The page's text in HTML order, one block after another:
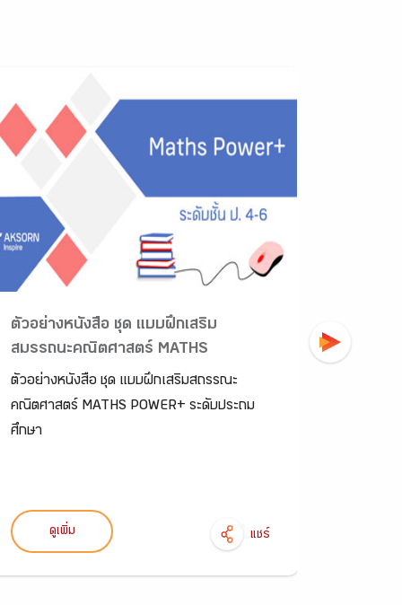
ตัวอย่างหนังสือ ชุด แบบฝึกเสริม
สมรรถนะคณิตศาสตร์ MATHS
POWER+ ระดับประถมศึกษา
ตัวอย่างหนังสือ ชุด แบบฝึกเสริมสถรรณะ
คณิตศาสตร์ MATHS POWER+ ระดับประถม
ศึกษา
ดูเพิ่ม แชร์